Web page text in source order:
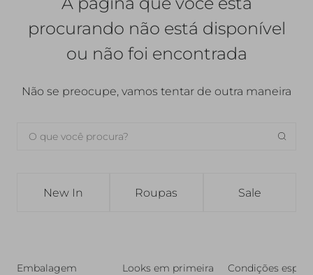
procurando não está disponível
ou não foi encontrada
Não se preocupe, vamos tentar de outra maneira
New In Roupas Sale
Embalagem
Looks em primeira
Condições